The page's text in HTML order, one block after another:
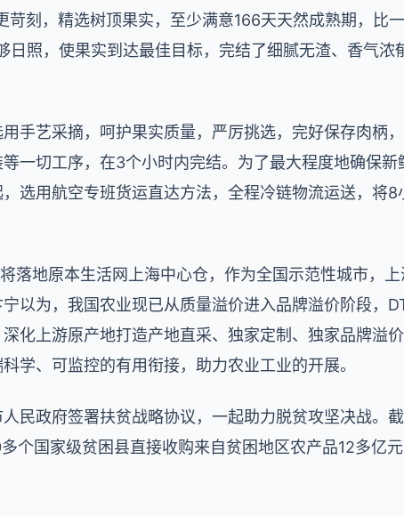
苛刻，精选树顶果实，至少满意166天天然成熟期，比
照，使果实到达最佳目标，完结了细腻无渣、香气浓
手艺采摘，呵护果实质量，严厉挑选，完好保存肉柄
一切工序，在3个小时内完结。为了最大程度地确保
选用航空专班货运直达方法，全程冷链物流运送，将
落地原本生活网上海中心仓，作为全国示范性城市，
以为，我国农业现已从质量溢价进入品牌溢价阶段，
化上游原产地打造产地直采、独家定制、独家品牌溢
学、可监控的有用衔接，助力农业工业的开展。
民政府签署扶贫战略协议，一起助力脱贫攻坚决战。
个国家级贫困县直接收购来自贫困地区农产品12多亿